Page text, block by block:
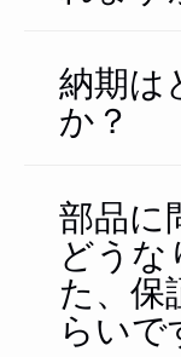
納期は
か？
部品に
どうな
た、保
らいで